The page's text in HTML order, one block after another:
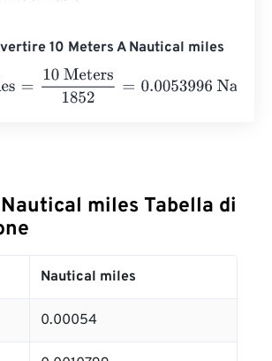
10 Meters A Nautical miles
10 Meters1852= 0.0053996 Nautical
miles Tabella di
Nautical miles
0.00054